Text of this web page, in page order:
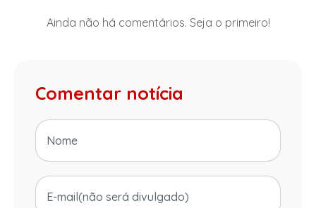
Ainda não há comentários. Seja o primeiro!
Comentar notícia